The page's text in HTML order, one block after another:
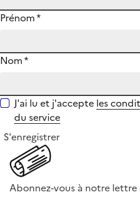
Prénom*
Nom*
J'ai lu et j'accepte les
du service
S'enregistrer
Abonnez-vous à notre